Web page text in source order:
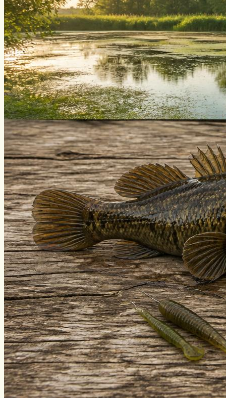
Уклейка
Фидер
Форель
Хариус
Чавыча
Чехонь
Щука
Стерлядь
Семга
Снасти
Спиннинг
Блесна
Воблеры
Поплавок
Виды ловли
Зимняя рыбалка
Нахлыст
Снаряжение
Эхолоты
Лодки и моторы
Узлы
Рецепты
Разное
Меню